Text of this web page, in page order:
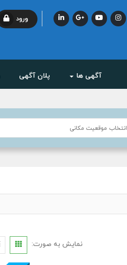
ورود
آگهی ها پلان آگهی
انتخاب موقعیت مکانی
نمایش به صورت: